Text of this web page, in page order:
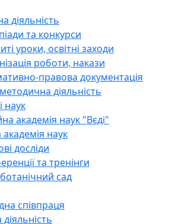
діяльність
та конкурси
уроки, освітні заходи
роботи, накази
правова документація
діяльність
наук
академія наук "Вєді"
наук
досліди
та тренінги
сад
співпраця